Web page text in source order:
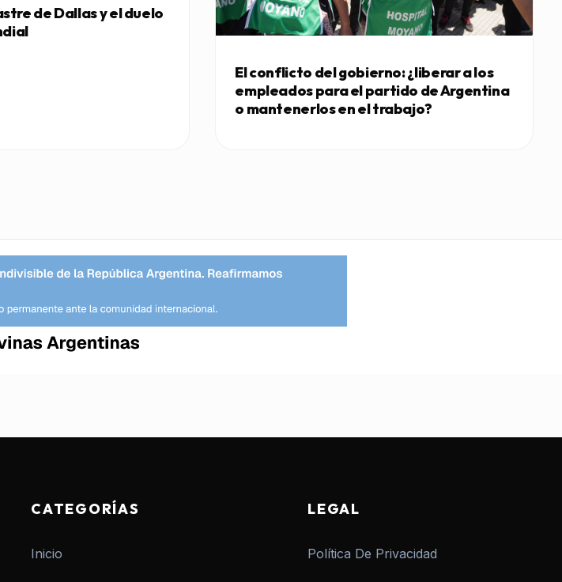
de Dallas y el duelo
El conflicto del gobierno: ¿liberar a los
empleados para el partido de Argentina
o mantenerlos en el trabajo?
CATEGORÍAS
Inicio
LEGAL
Política De Privacidad